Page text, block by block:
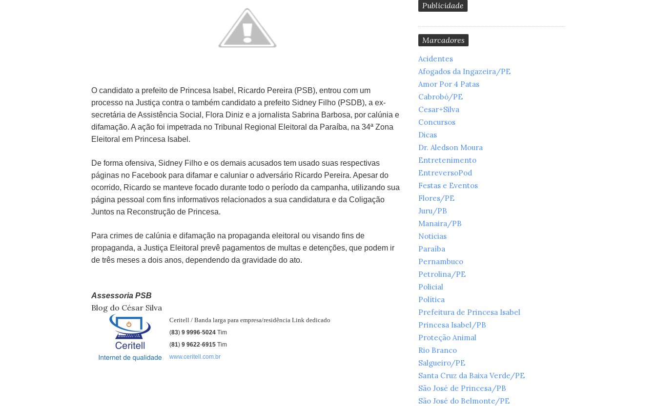
O candidato a prefeito de Princesa Isabel, Ricardo Pereira (PSB), entrou com um
processo na Justiça contra o também candidato a prefeito Sidney Filho (PSDB), a ex-
secretária de Assistência Social, Flora Diniz e a jornalista Sabrina Barbosa, por calúnia e
difamação. A ação foi impetrada no Tribunal Regional Eleitoral da Paraíba, na 34ª Zona
Eleitoral em Princesa Isabel.
De forma ofensiva, Sidney Filho e os demais acusados tem usado suas respectivas
páginas no Facebook para difamar e caluniar o adversário Ricardo Pereira. Apesar do
ocorrido, Ricardo se manteve focado durante todo o período da campanha, utilizando sua
página pessoal com fins informativos relacionados a sua candidatura e da Coligação
Juntos na Reconstrução de Princesa.
Para crimes de calúnia e difamação na propaganda eleitoral ou visando fins de
propaganda, a Justiça Eleitoral prevê pagamentos de multas e detenções, que podem ir
de três meses a dois anos, dependendo da gravidade do ato.
Assessoria PSB
Blog do César Silva
Ceritell / Banda larga para empresa/residência Link dedicado
(83) 9 9996-5024 Tim
(81) 9 9622-6915 Tim
www.ceritell.com.br
Publicidade
Marcadores
Acidentes
Afogados da Ingazeira/PE
Amor Por 4 Patas
Cabrobó/PE
Cesar+Silva
Concursos
Dicas
Dr. Aledson Moura
Entretenimento
EntreversoPod
Festas e Eventos
Flores/PE
Juru/PB
Manaira/PB
Noticias
Paraíba
Pernambuco
Petrolina/PE
Policial
Política
Prefeitura de Princesa Isabel
Princesa Isabel/PB
Proteção Animal
Rio Branco
Salgueiro/PE
Santa Cruz da Baixa Verde/PE
São José de Princesa/PB
São José do Belmonte/PE